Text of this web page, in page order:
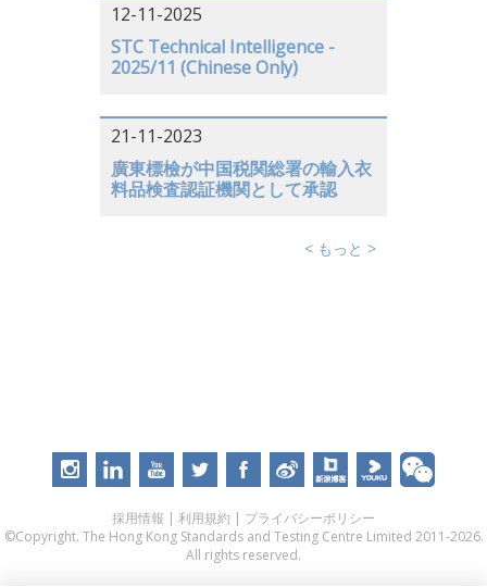
12-11-2025
STC Technical Intelligence -
2025/11 (Chinese Only)
21-11-2023
廣東標檢が中国税関総署の輸入衣
料品検査認証機関として承認
< もっと >
採用情報 | 利用規約 | プライバシーポリシー
©Copyright. The Hong Kong Standards and Testing Centre Limited 2011-2026.
All rights reserved.